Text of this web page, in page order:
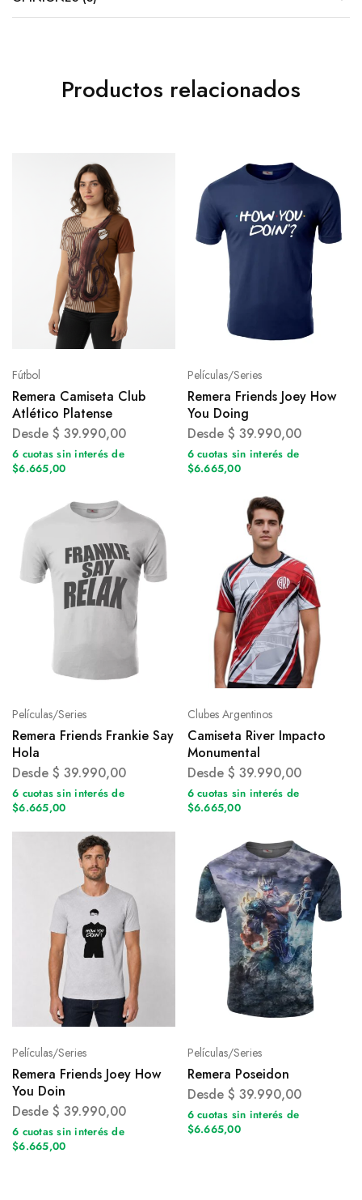
Productos relacionados
Fútbol
Remera Camiseta Club
Atlético Platense
Desde $ 39.990,00
6 cuotas sin interés de
$6.665,00
Películas/Series
Remera Friends Joey How
You Doing
Desde $ 39.990,00
6 cuotas sin interés de
$6.665,00
Películas/Series
Remera Friends Frankie Say
Hola
Desde $ 39.990,00
6 cuotas sin interés de
$6.665,00
Clubes Argentinos
Camiseta River Impacto
Monumental
Desde $ 39.990,00
6 cuotas sin interés de
$6.665,00
Películas/Series
Remera Friends Joey How
You Doin
Desde $ 39.990,00
6 cuotas sin interés de
$6.665,00
Películas/Series
Remera Poseidon
Desde $ 39.990,00
6 cuotas sin interés de
$6.665,00